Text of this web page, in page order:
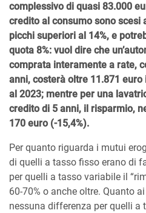
complessivo di quasi 83.000
credito al consumo sono scesi
picchi superiori al 14%, e
quota 8%: vuol dire che
comprata interamente a rate,
anni, costerà oltre 11.871
al 2023; mentre per una
credito di 5 anni, il risparmio,
170 euro (-15,4%).
Per quanto riguarda i mutui
di quelli a tasso fisso erano di
per quelli a tasso variabile il
60-70% o anche oltre. Quanto
nessuna differenza per quelli a